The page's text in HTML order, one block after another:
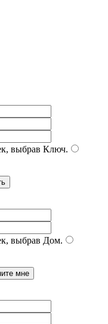
выбрав Ключ.
выбрав Дом.